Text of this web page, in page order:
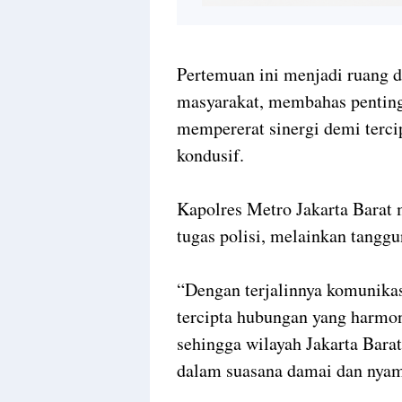
Pertemuan ini menjadi ruang
masyarakat, membahas
mempererat sinergi demi
kondusif.
Kapolres Metro Jakarta Barat
tugas polisi, melainkan
“Dengan terjalinnya
tercipta hubungan yang
sehingga wilayah Jakarta
dalam suasana damai dan